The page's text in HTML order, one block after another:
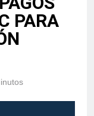
PARA